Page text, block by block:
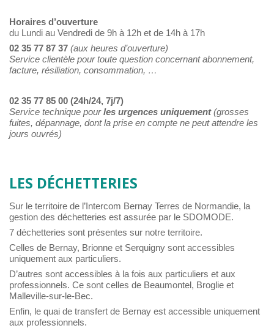
Horaires d’ouverture
du Lundi au Vendredi de 9h à 12h et de 14h à 17h
02 35 77 87 37 (aux heures d’ouverture)
Service clientèle pour toute question concernant abonnement,
facture, résiliation, consommation, …
02 35 77 85 00 (24h/24, 7j/7)
Service technique pourles urgences uniquement(grosses
fuites, dépannage, dont la prise en compte ne peut attendre les
jours ouvrés)
LES DÉCHETTERIES
Sur le territoire de l’Intercom Bernay Terres de Normandie, la
gestion des déchetteries est assurée par le SDOMODE.
7 déchetteries sont présentes sur notre territoire.
Celles de Bernay, Brionne et Serquigny sont accessibles
uniquement aux particuliers.
D’autres sont accessibles à la fois aux particuliers et aux
professionnels. Ce sont celles de Beaumontel, Broglie et
Malleville-sur-le-Bec.
Enfin, le quai de transfert de Bernay est accessible uniquement
aux professionnels.